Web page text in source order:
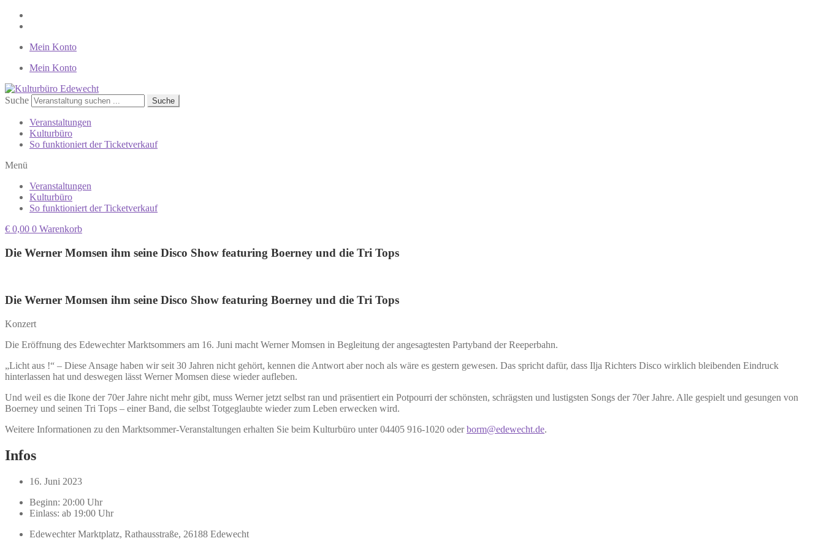
Mein Konto
Mein Konto
Suche Suche
Veranstaltungen
Kulturbüro
So funktioniert der Ticketverkauf
Menü
Veranstaltungen
Kulturbüro
So funktioniert der Ticketverkauf
€ 0,00 0 Warenkorb
Die Werner Momsen ihm seine Disco Show featuring Boerney und die Tri Tops
Die Werner Momsen ihm seine Disco Show featuring Boerney und die Tri Tops
Konzert
Die Eröffnung des Edewechter Marktsommers am 16. Juni macht Werner Momsen in Begleitung der angesagtesten Partyband der Reeperbahn.
„Licht aus !“ – Diese Ansage haben wir seit 30 Jahren nicht gehört, kennen die Antwort aber noch als wäre es gestern gewesen. Das spricht dafür, dass Ilja Richters Disco wirklich bleibenden Eindruck
hinterlassen hat und deswegen lässt Werner Momsen diese wieder aufleben.
Und weil es die Ikone der 70er Jahre nicht mehr gibt, muss Werner jetzt selbst ran und präsentiert ein Potpourri der schönsten, schrägsten und lustigsten Songs der 70er Jahre. Alle gespielt und gesungen von
Boerney und seinen Tri Tops – einer Band, die selbst Totgeglaubte wieder zum Leben erwecken wird.
Weitere Informationen zu den Marktsommer-Veranstaltungen erhalten Sie beim Kulturbüro unter 04405 916-1020 oderborm@edewecht.de.
Infos
16. Juni 2023
Beginn: 20:00 Uhr
Einlass: ab 19:00 Uhr
Edewechter Marktplatz, Rathausstraße, 26188 Edewecht